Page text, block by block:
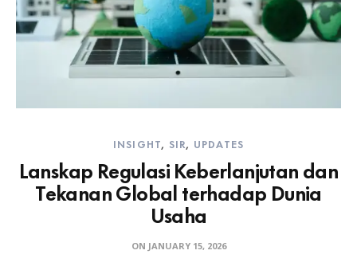
INSIGHT, SIR, UPDATES
Lanskap Regulasi Keberlanjutan dan
Tekanan Global terhadap Dunia
Usaha
ON JANUARY 15, 2026